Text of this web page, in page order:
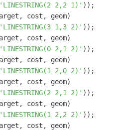
'LINESTRING(2 2,2 1)'
'LINESTRING(3 1,3 2)'
'LINESTRING(0 2,1 2)'
'LINESTRING(1 2,0 2)'
'LINESTRING(2 2,1 2)'
'LINESTRING(1 2,2 2)'